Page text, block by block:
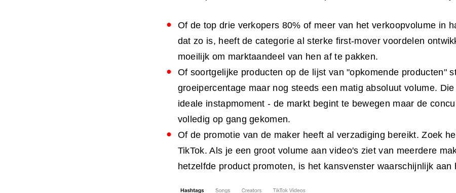
Of de top drie verkopers 80% of meer van het verkoopvolume in
dat zo is, heeft de categorie al sterke first-mover voordelen
moeilijk om marktaandeel van hen af te pakken.
Of soortgelijke producten op de lijst van "opkomende producten"
groeipercentage maar nog steeds een matig absoluut volume.
ideale instapmoment - de markt begint te bewegen maar de
volledig op gang gekomen.
Of de promotie van de maker heeft al verzadiging bereikt. Zoek
TikTok. Als je een groot volume aan video's ziet van meerdere
hetzelfde product promoten, is het kansvenster waarschijnlijk aan